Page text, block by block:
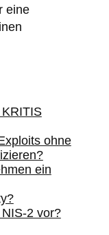
eine
ohne
ein
2 vor?